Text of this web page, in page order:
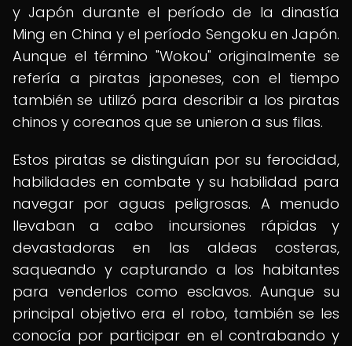
y Japón durante el período de la dinastía
Ming en China y el período Sengoku en Japón.
Aunque el término "Wokou" originalmente se
refería a piratas japoneses, con el tiempo
también se utilizó para describir a los piratas
chinos y coreanos que se unieron a sus filas.
Estos piratas se distinguían por su ferocidad,
habilidades en combate y su habilidad para
navegar por aguas peligrosas. A menudo
llevaban a cabo incursiones rápidas y
devastadoras en las aldeas costeras,
saqueando y capturando a los habitantes
para venderlos como esclavos. Aunque su
principal objetivo era el robo, también se les
conocía por participar en el contrabando y